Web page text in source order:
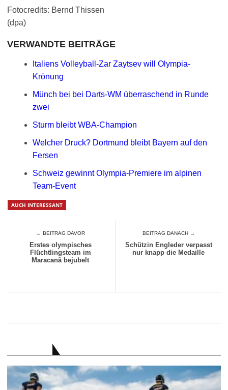
Fotocredits: Bernd Thissen
(dpa)
VERWANDTE BEITRÄGE
Italiens Volleyball-Zar Zaytsev will Olympia-
Krönung
Münch bei bei Darts-WM überraschend in Runde
zwei
Sturm bleibt WBA-Champion
Welcher Druck? Dortmund bleibt Bayern auf den
Fersen
Schweiz gewinnt Olympia-Premiere im alpinen
Team-Event
AUCH INTERESSANT
← BEITRAG DAVOR
Erstes olympisches
Flüchtlingsteam im
Maracanã bejubelt
BEITRAG DANACH →
Schützin Engleder verpasst
nur knapp die Medaille